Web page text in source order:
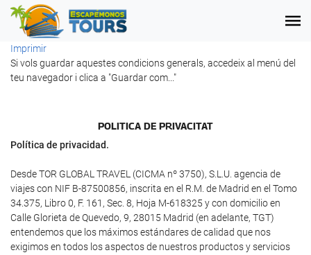
Imprimir
Si vols guardar aquestes condicions generals, accedeix al menú del
teu navegador i clica a "Guardar com..."
POLI­TICA DE PRIVACITAT
Política de privacidad.
Desde TOR GLOBAL TRAVEL (CICMA nº 3750), S.L.U. agencia de
viajes con NIF B-87500856, inscrita en el R.M. de Madrid en el Tomo
34.375, Libro 0, F. 161, Sec. 8, Hoja M-618325 y con domicilio en
Calle Glorieta de Quevedo, 9, 28015 Madrid (en adelante, TGT)
entendemos que los máximos estándares de calidad que nos
exigimos en todos los aspectos de nuestros productos y servicios